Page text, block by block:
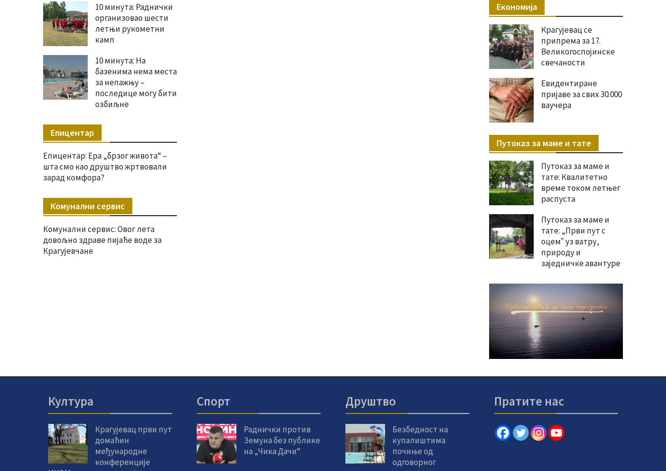
Економија
Крагујевац се
припрема за 17.
Великогоспојинске
свечаности
Евидентиране
пријаве за свих 30.000
ваучера
Путоказ за маме и тате
Путоказ за маме и
тате: Квалитетно
време током летњег
распуста
Путоказ за маме и
тате: „Први пут с
оцемˮ уз ватру,
природу и
заједничке авантуре
10 минута: Раднички
организовао шести
летњи рукометни
камп
10 минута: На
базенима нема места
за непажњу –
последице могу бити
озбиљне
Епицентар
Епицентар: Ера „брзог живота“ –
шта смо као друштво жртвовали
зарад комфора?
Комунални сервис
Комунални сервис: Овог лета
довољно здраве пијаће воде за
Крагујевчане
Култура
Крагујевац први пут
домаћин
међународне
конференције
Спорт
Раднички против
Земуна без публике
на „Чика Дачи“
Друштво
Безбедност на
купалиштима
почиње од
одговорног
Пратите нас